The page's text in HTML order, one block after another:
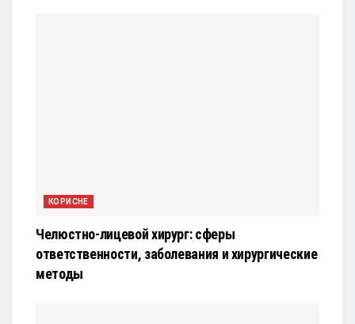
КОРИСНЕ
Челюстно-лицевой хирург: сферы
ответственности, заболевания и хирургические
методы